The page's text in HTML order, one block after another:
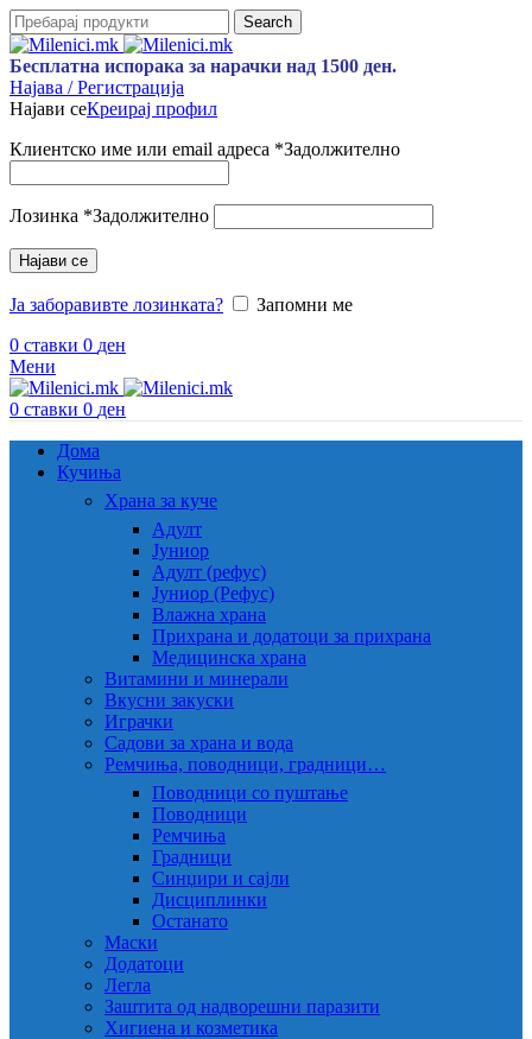
Search
Бесплатна испорака за нарачки над 1500 ден.
Најава / Регистрација
Најави сеКреирај профил
Клиентско име или email адреса *Задолжително
Лозинка *Задолжително
Најави се
Ја заборавивте лозинката?
Запомни ме
0 ставки 0 ден
Мени
0 ставки 0 ден
Дома
Кучиња
Храна за куче
Адулт
Јуниор
Адулт (рефус)
Јуниор (Рефус)
Влажна храна
Прихрана и додатоци за прихрана
Медицинска храна
Витамини и минерали
Вкусни закуски
Играчки
Садови за храна и вода
Ремчиња, поводници, градници…
Поводници со пуштање
Поводници
Ремчиња
Градници
Синџири и сајли
Дисциплинки
Останато
Маски
Додатоци
Легла
Заштита од надворешни паразити
Хигиена и козметика